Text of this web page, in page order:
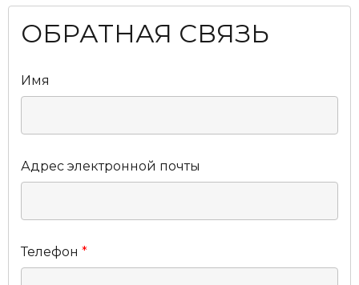
ОБРАТНАЯ СВЯЗЬ
Имя
Адрес электронной почты
Телефон *